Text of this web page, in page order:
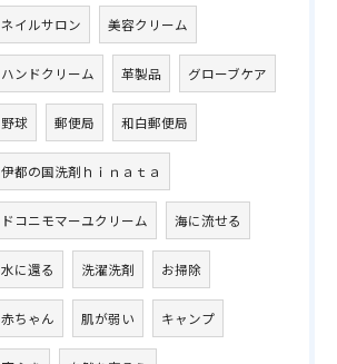
ネイルサロン 美容クリーム
ハンドクリーム 革製品 グローブケア
野球 郵便局 和白郵便局
伊都の国洗剤ｈｉｎａｔａ
ドコニモマーユクリーム 海に流せる
水に還る 洗濯洗剤 お掃除
赤ちゃん 肌が弱い キャンプ